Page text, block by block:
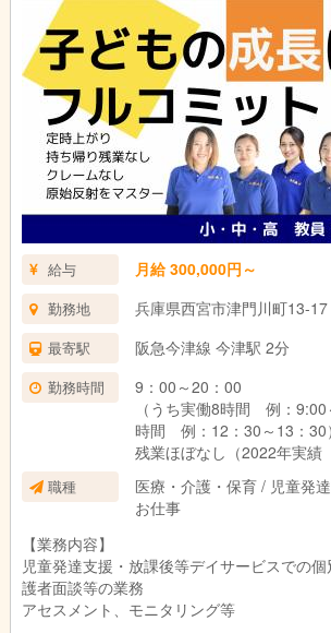
給与 月給 300,000円～
勤務地 兵庫県西宮市津門川町13-
最寄駅 阪急今津線 今津駅 2分
勤務時間
9：00～20：00
（うち実働8時間 例：
時間 例：12：30～13：
残業ほぼなし（2022年実績
職種
医療・介護・保育 / 児童発
お仕事
【業務内容】
児童発達支援・放課後等デイサービスでの
護者面談等の業務
アセスメント、モニタリング等